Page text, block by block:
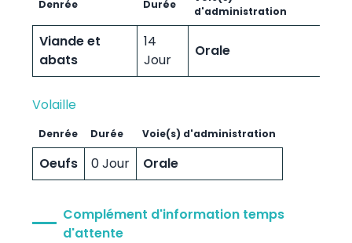
Denrée Durée
d'administration
Viande et
abats
14
Jour
Orale
Volaille
Denrée Durée Voie(s) d'administration
Oeufs 0 Jour Orale
Complément d'information temps
d'attente